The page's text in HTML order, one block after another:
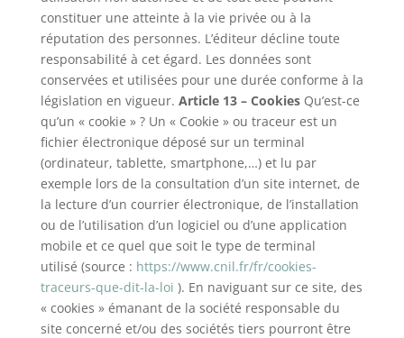
constituer une atteinte à la vie privée ou à la
réputation des personnes. L’éditeur décline toute
responsabilité à cet égard. Les données sont
conservées et utilisées pour une durée conforme à la
législation en vigueur. Article 13 – CookiesQu’est-ce
qu’un « cookie » ? Un « Cookie » ou traceur est un
fichier électronique déposé sur un terminal
(ordinateur, tablette, smartphone,…) et lu par
exemple lors de la consultation d’un site internet, de
la lecture d’un courrier électronique, de l’installation
ou de l’utilisation d’un logiciel ou d’une application
mobile et ce quel que soit le type de terminal
utilisé (source : https://www.cnil.fr/fr/cookies-
traceurs-que-dit-la-loi ). En naviguant sur ce site, des
« cookies » émanant de la société responsable du
site concerné et/ou des sociétés tiers pourront être